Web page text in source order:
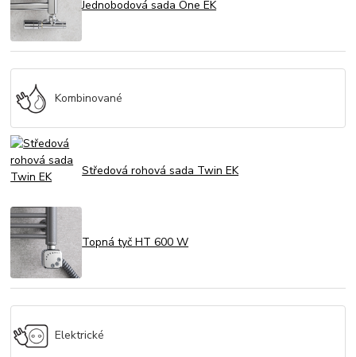
Jednobodová sada One EK
Kombinované
Středová rohová sada Twin EK
Topná tyč HT 600 W
Elektrické